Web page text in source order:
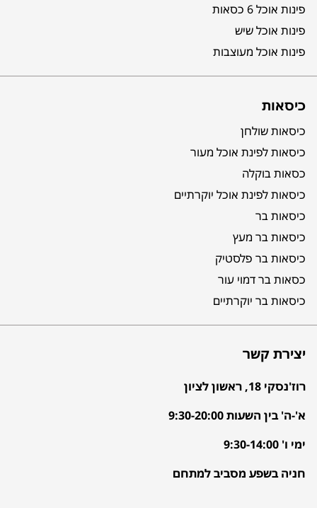
פינות אוכל 6 כסאות
פינות אוכל שיש
פינות אוכל מעוצבות
כיסאות
כיסאות שולחן
כיסאות לפינת אוכל מעור
כסאות בוקלה
כיסאות לפינת אוכל יוקרתיים
כיסאות בר
כיסאות בר מעץ
כיסאות בר פלסטיק
כסאות בר דמוי עור
כיסאות בר יוקרתיים
יצירת קשר
רוז'נסקי 18, ראשון לציון
א'-ה' בין השעות 9:30-20:00
ימי ו' 9:30-14:00
חניה בשפע מסביב למתחם